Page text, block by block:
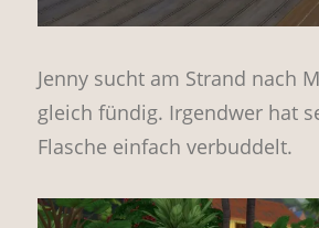
Jenny sucht am Strand nach
gleich fündig. Irgendwer hat
Flasche einfach verbuddelt.